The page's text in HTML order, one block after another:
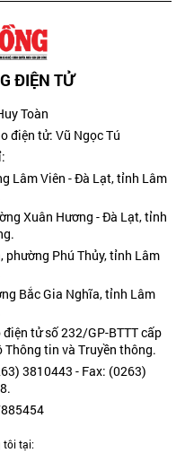
ĐIỆN TỬ
Toàn
điện tử: Vũ Ngọc Tú
Lâm Viên - Đà Lạt, tỉnh Lâm
Xuân Hương - Đà Lạt, tỉnh
phường Phú Thủy, tỉnh Lâm
Bắc Gia Nghĩa, tỉnh Lâm
tử số 232/GP-BTTT cấp
Thông tin và Truyền thông.
3810443 - Fax: (0263)
tôi tại: